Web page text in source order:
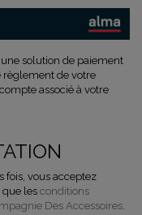
solution de paiement
règlement de votre
associé à votre
fois, vous acceptez
que les conditions
Des Accessoires